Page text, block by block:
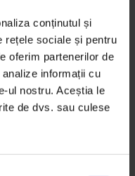
conținutul și
rețele sociale și pentru
oferim partenerilor de
informații cu
ul nostru. Aceștia le
de dvs. sau culese
kilometri la vest de
în 1984.
și era unul dintre cei
tinere. Acela a
Român a decis
scriitorii tineri